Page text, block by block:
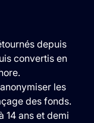
depuis
convertis en
les
des fonds.
14 ans et demi